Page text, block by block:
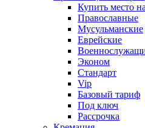
Купить место
Православные
Мусульманские
Еврейские
Эконом
Стандарт
Vip
Базовый тариф
Под ключ
Рассрочка